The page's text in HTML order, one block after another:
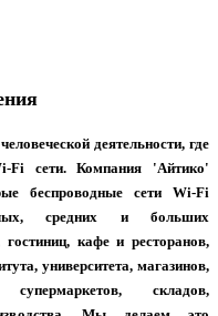
деятельности, где
Fi сети. Компания 'Айтико'
беспроводные сети Wi-Fi
средних и больших
гостиниц, кафе и ресторанов,
университета, магазинов,
супермаркетов, складов,